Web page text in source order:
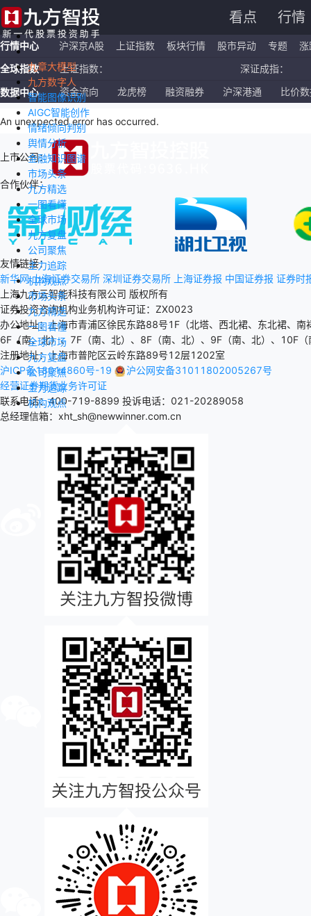
看点 行情
九章大模型
九方数字人
智能图像识别
AIGC智能创作
情绪倾向判别
舆情分析
金融知识图谱
市场头条
九方精选
一图看懂
全球市场
九方复盘
公司聚焦
主力追踪
机构观点
市场头条
九方精选
一图看懂
全球市场
九方复盘
公司聚焦
主力追踪
机构观点
行情中心 沪深京A股 上证指数 板块行情 股市异动 专题
涨
全球指数
上证指数：
深证成指：
恒生指数：
国企指数：
纳斯达克ETF：
数据中心 资金流向 龙虎榜 融资融券 沪深港通 比价
An unexpected error has occurred.
上市公司：
合作伙伴：
友情链接：
新华网 上海证券交易所 深圳证券交易所 上海证券报 中国证券报 证券时
上海九方云智能科技有限公司 版权所有
证券投资咨询机构业务机构许可证：ZX0023
办公地址：上海市青浦区徐民东路88号1F（北塔、西北裙、东北裙、
6F（南、北）、7F（南、北）、8F（南、北）、9F（南、北）、10F
注册地址：上海市普陀区云岭东路89号12层1202室
沪ICP备18014860号-19
沪公网安备31011802005267号
经营证券期货业务许可证
联系电话：400-719-8899 投诉电话：021-20289058
总经理信箱：xht_sh@newwinner.com.cn